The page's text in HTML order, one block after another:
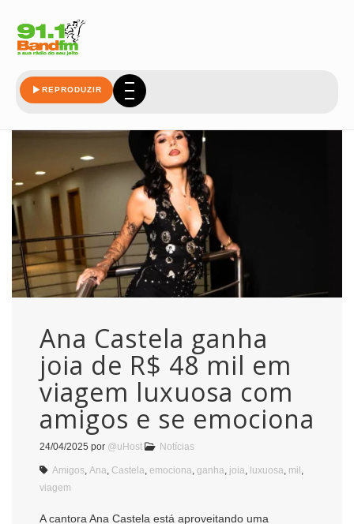
REPRODUZIR
Ana Castela ganha
joia de R$ 48 mil em
viagem luxuosa com
amigos e se emociona
24/04/2025 por @uHost Notícias
Amigos Ana Castela emociona ganha joia luxuosa mil
viagem
A cantora Ana Castela está aproveitando uma